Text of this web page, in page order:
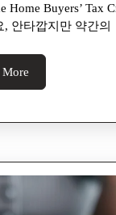
Home Buyers’
, 안타깝지만 약간의
More